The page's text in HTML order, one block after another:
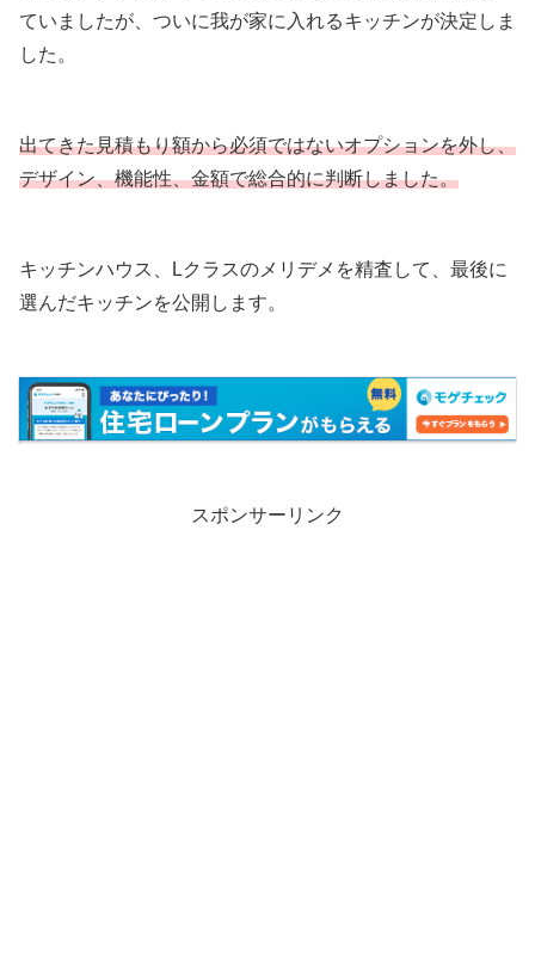
ていましたが、ついに我が家に入れるキッチンが決定しま
した。
出てきた見積もり額から必須ではないオプションを外し、
デザイン、機能性、金額で総合的に判断しました。
キッチンハウス、Lクラスのメリデメを精査して、最後に
選んだキッチンを公開します。
スポンサーリンク